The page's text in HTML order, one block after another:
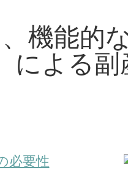
機能的
による